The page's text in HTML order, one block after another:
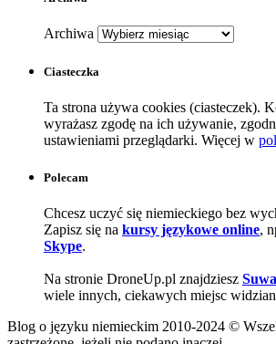
Archiwa
Ciasteczka
Ta strona używa cookies (ciasteczek).
wyrażasz zgodę na ich używanie,
ustawieniami przeglądarki. Więcej w
Polecam
Chcesz uczyć się niemieckiego bez
Zapisz się na kursy językowe online,
Skype.
Na stronie DroneUp.pl znajdziesz
wiele innych, ciekawych miejsc
Blog o języku niemieckim 2010-2024 ©